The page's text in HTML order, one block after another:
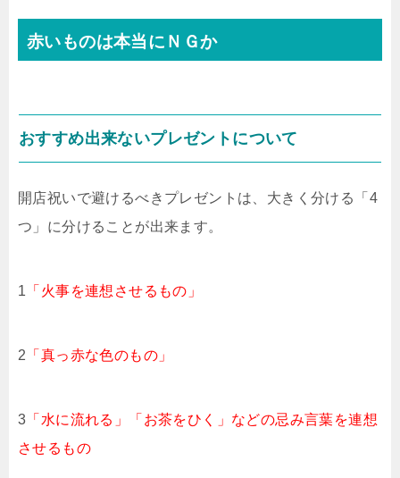
赤いものは本当にＮＧか
おすすめ出来ないプレゼントについて
開店祝いで避けるべきプレゼントは、大きく分ける「4
つ」に分けることが出来ます。
1 「火事を連想させるもの」
2 「真っ赤な色のもの」
3 「水に流れる」「お茶をひく」などの忌み言葉を連想
させるもの